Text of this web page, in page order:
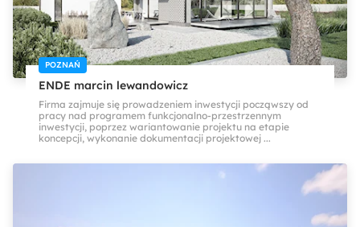
POZNAŃ
ENDE marcin lewandowicz
Firma zajmuje się prowadzeniem inwestycji począwszy od
pracy nad programem funkcjonalno-przestrzennym
inwestycji, poprzez wariantowanie projektu na etapie
koncepcji, wykonanie dokumentacji projektowej ...